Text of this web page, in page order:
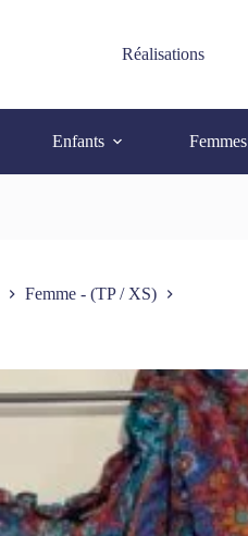
Réalisations
Enfants Femmes
Femme - (TP / XS)